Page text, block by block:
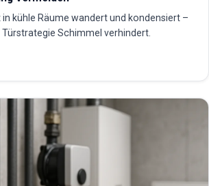
kühle Räume wandert und kondensiert –
Schimmel verhindert.